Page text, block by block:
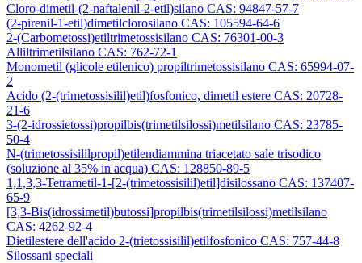
Cloro-dimetil-(2-naftalenil-2-etil)silano CAS: 94847-57-7
(2-pirenil-1-etil)dimetilclorosilano CAS: 105594-64-6
2-(Carbometossi)etiltrimetossisilano CAS: 76301-00-3
Alliltrimetilsilano CAS: 762-72-1
Monometil (glicole etilenico) propiltrimetossisilano CAS: 65994-07-
2
Acido (2-(trimetossisilil)etil)fosfonico, dimetil estere CAS: 20728-
21-6
3-(2-idrossietossi)propilbis(trimetilsilossi)metilsilano CAS: 23785-
50-4
N-(trimetossisililpropil)etilendiammina triacetato sale trisodico
(soluzione al 35% in acqua) CAS: 128850-89-5
1,1,3,3-Tetrametil-1-[2-(trimetossisilil)etil]disilossano CAS: 137407-
65-9
[3,3-Bis(idrossimetil)butossi]propilbis(trimetilsilossi)metilsilano
CAS: 4262-92-4
Dietilestere dell'acido 2-(trietossisilil)etilfosfonico CAS: 757-44-8
Silossani speciali